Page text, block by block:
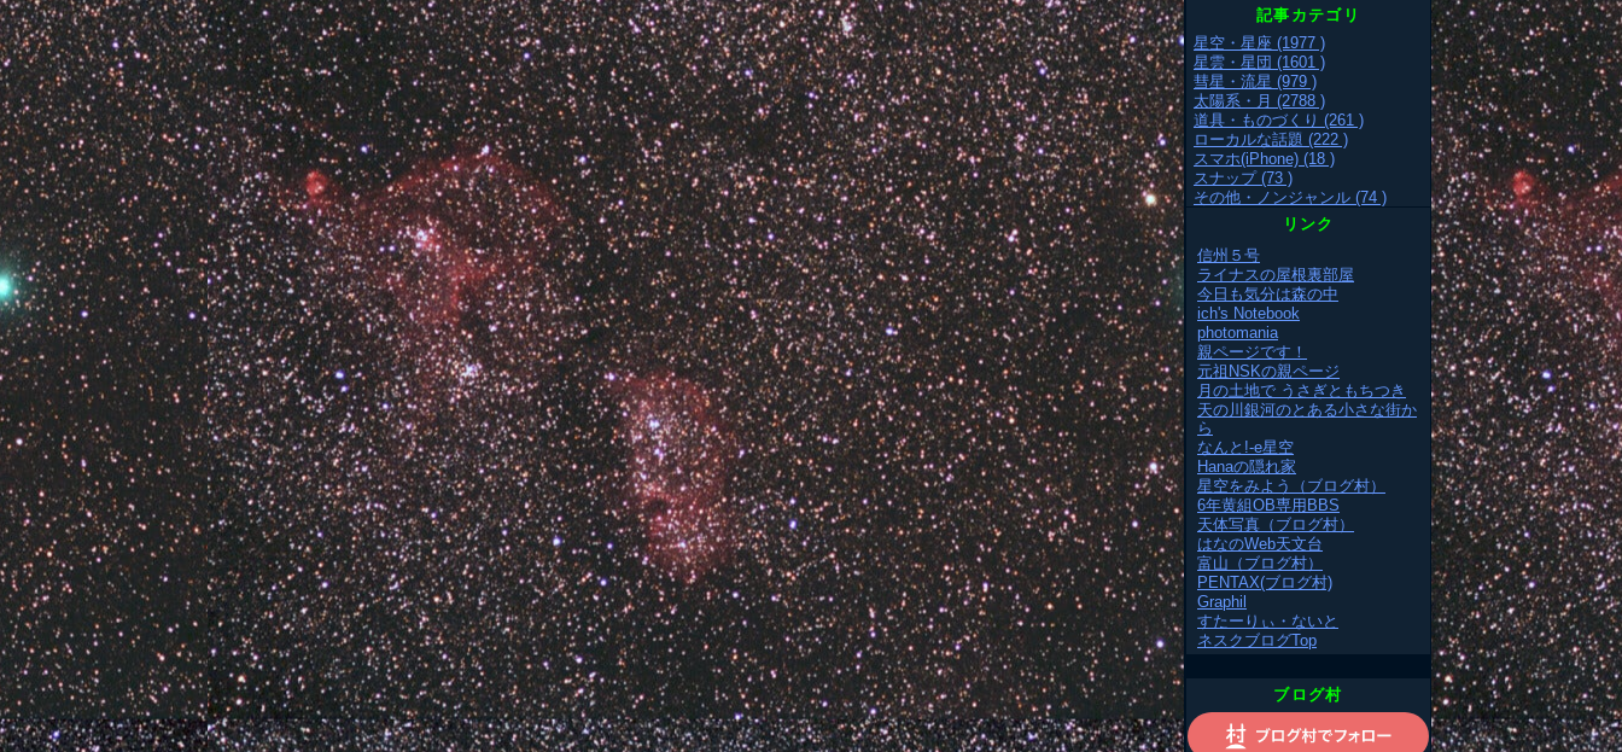
記事カテゴリ
星空・星座 (1977 )
星雲・星団 (1601 )
彗星・流星 (979 )
太陽系・月 (2788 )
道具・ものづくり (261 )
ローカルな話題 (222 )
スマホ(iPhone) (18 )
スナップ (73 )
その他・ノンジャンル (74 )
リンク
信州５号
ライナスの屋根裏部屋
今日も気分は森の中
ich's Notebook
photomania
親ページです！
元祖NSKの親ページ
月の土地で うさぎともちつき
天の川銀河のとある小さな街か
ら
なんと!-e星空
Hanaの隠れ家
星空をみよう（ブログ村）
6年黄組OB専用BBS
天体写真（ブログ村）
はなのWeb天文台
富山（ブログ村）
PENTAX(ブログ村)
Graphil
すたーりぃ・ないと
ネスクブログTop
ブログ村